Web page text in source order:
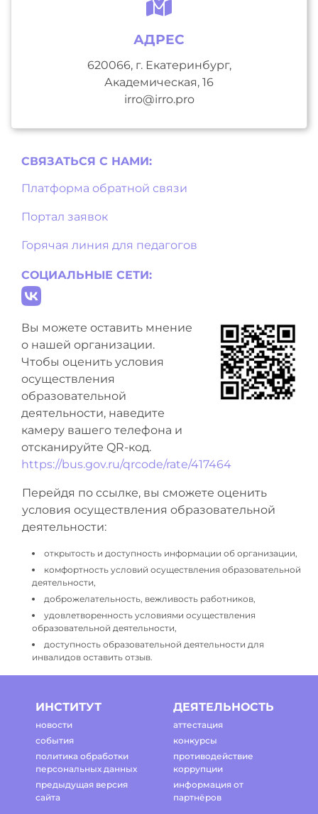
АДРЕС
620066, г. Екатеринбург,
Академическая, 16
irro@irro.pro
СВЯЗАТЬСЯ С НAМИ:
Платформа обратной связи
Портал заявок
Горячая линия для педагогов
СОЦИАЛЬНЫЕ СЕТИ:
Вы можете оставить мнение
о нашей организации.
Чтобы оценить условия
осуществления
образовательной
деятельности, наведите
камеру вашего телефона и
отсканируйте QR-код.
https://bus.gov.ru/qrcode/rate/417464
Перейдя по ссылке, вы сможете оценить
условия осуществления образовательной
деятельности:
открытость и доступность информации об организации,
комфортность условий осуществления образовательной
деятельности,
доброжелательность, вежливость работников,
удовлетворенность условиями осуществления
образовательной деятельности,
доступность образовательной деятельности для
инвалидов оставить отзыв.
ИНСТИТУТ
новости
события
политика обработки
персональных данных
предыдущая версия
сайта
ДЕЯТЕЛЬНОСТЬ
аттестация
конкурсы
противодействие
коррупции
информация от
партнёров